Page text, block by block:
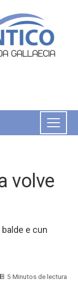
volve
e cun
5 Minutos de lectura